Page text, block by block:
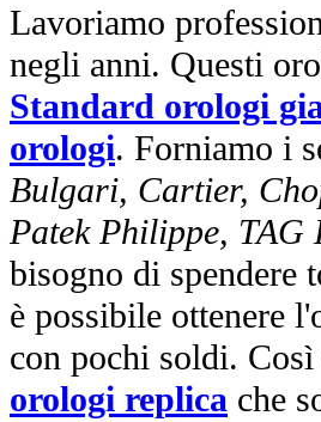
Lavoriamo
negli anni. Questi
Standard orologi
orologi. Forniamo i
Bulgari, Cartier,
Patek Philippe, TAG
bisogno di spendere
è possibile ottenere
con pochi soldi.
orologi replica che